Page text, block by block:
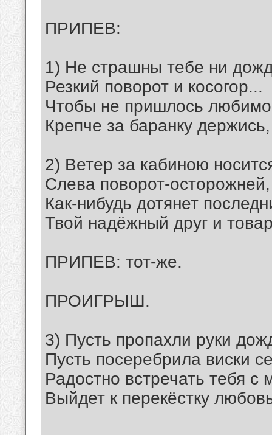
ПРИПЕВ:
1) Не страшны тебе ни
Резкий поворот и косогор...
Чтобы не пришлось
Крепче за баранку
2) Ветер за кабиною
Слева поворот-
Как-нибудь дотянет
Твой надёжный друг и
ПРИПЕВ: тот-же.
ПРОИГРЫШ.
3) Пусть пропахли руки
Пусть посеребрила виски
Радостно встречать тебя
Выйдет к перекёстку